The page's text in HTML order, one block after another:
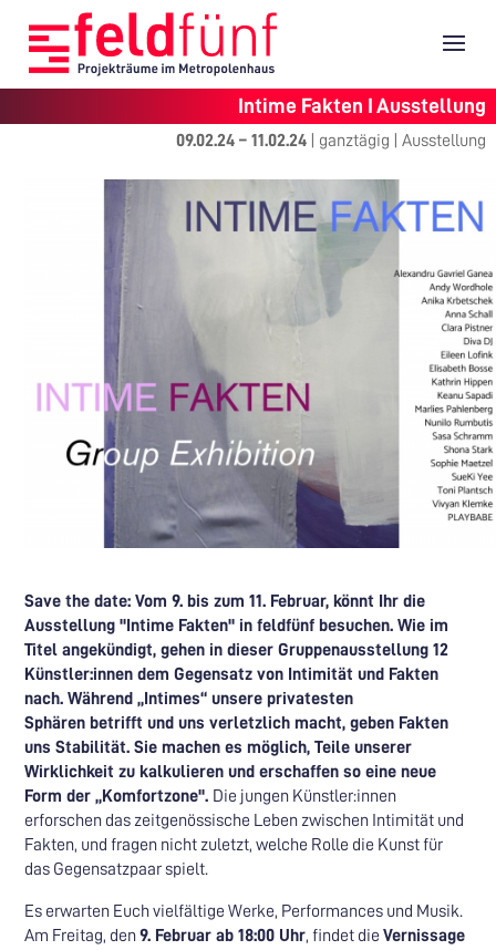
Intime Fakten I Ausstellung
09.02.24 – 11.02.24 ganztägig |Ausstellung
Save the date: Vom 9. bis zum 11. Februar, könnt Ihr die
Ausstellung "Intime Fakten" in feldfünf besuchen. Wie im
Titel angekündigt, gehen in dieser Gruppenausstellung 12
Künstler:innen dem Gegensatz von Intimität und Fakten
nach. Während „Intimes“ unsere privatesten
Sphären betrifft und uns verletzlich macht, geben Fakten
uns Stabilität. Sie machen es möglich, Teile unserer
Wirklichkeit zu kalkulieren und erschaffen so eine neue
Form der „Komfortzone". Die jungen Künstler:innen
erforschen das zeitgenössische Leben zwischen Intimität und
Fakten, und fragen nicht zuletzt, welche Rolle die Kunst für
das Gegensatzpaar spielt.
Es erwarten Euch vielfältige Werke, Performances und Musik.
Am Freitag, den9. Februar ab 18:00 Uhr, findet dieVernissage